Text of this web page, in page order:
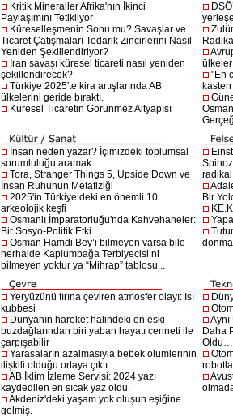
Kritik Mineraller Afrika'nın İkinci
Paylaşımını Tetikliyor
Küreselleşmenin Sonu mu? Savaşlar ve
Ticaret Çatışmaları Tedarik Zincirlerini Nasıl
Yeniden Şekillendiriyor?
İran savaşı küresel ticareti nasıl yeniden
şekillendirecek?
Türkiye 2025'te kira artışlarında AB
ülkelerini geride bıraktı.
Küresel Ticaretin Görünmez Altyapısı
"En
İnsan neden yazar? İçimizdeki toplumsal
sorumluluğu aramak
Tora, Stranger Things 5, Upside Down ve
İnsan Ruhunun Metafiziği
2025'in Türkiye’deki en önemli 10
arkeolojik keşfi
Osmanlı İmparatorluğu'nda Kahvehaneler:
Bir Sosyo-Politik Etki
Osman Hamdi Bey’i bilmeyen varsa bile
herhalde Kaplumbağa Terbiyecisi’ni
bilmeyen yoktur ya “Mihrap” tablosu...
Bir
Yeryüzünü fırına çeviren atmosfer olayı: Isı
kubbesi
Dünyanın hareket halindeki en eski
buzdağlarından biri yaban hayatı cenneti ile
çarpışabilir
Yarasaların azalmasıyla bebek ölümlerinin
ilişkili olduğu ortaya çıktı.
AB İklim İzleme Servisi: 2024 yazı
kaydedilen en sıcak yaz oldu.
Akdeniz'deki yaşam yok oluşun eşiğine
gelmiş.
Daha
Oldu…